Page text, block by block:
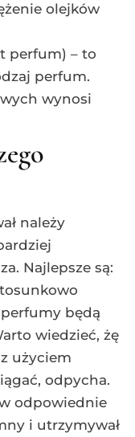
olejków
perfum) – to
perfum.
wynosi
należy
Najlepsze są:
perfumy będą
wiedzieć, żę
użyciem
odpycha.
odpowiednie
i utrzymywał